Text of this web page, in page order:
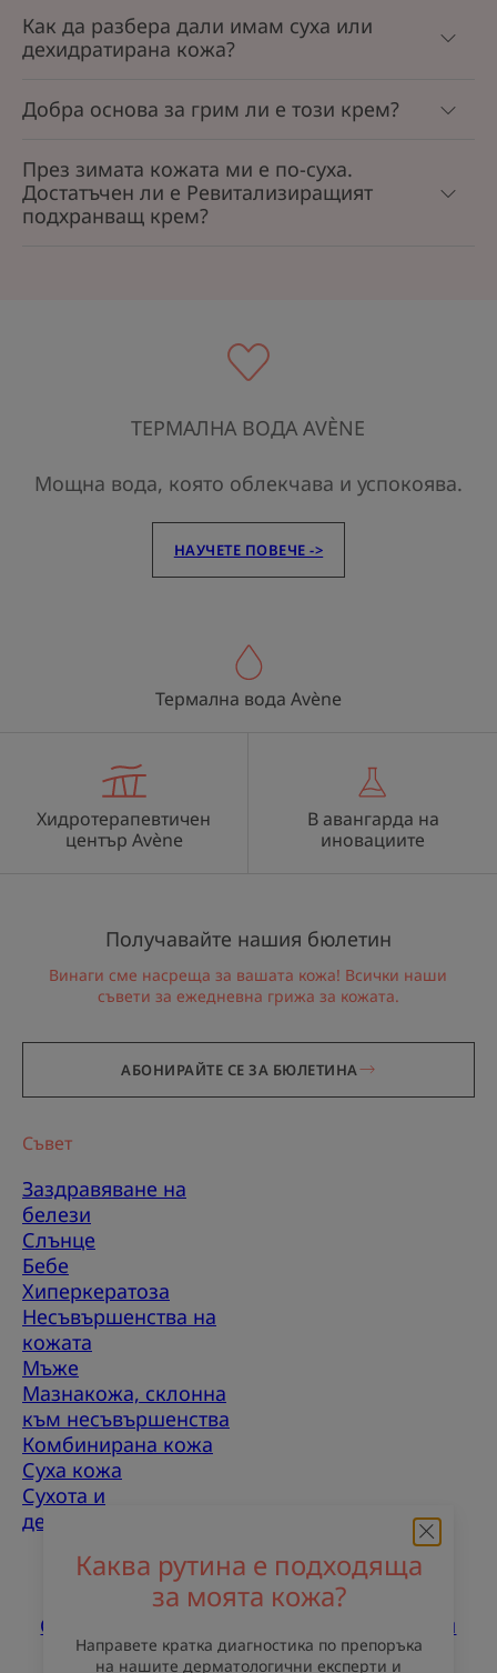
Как да разбера дали имам суха или
дехидратирана кожа?
Добра основа за грим ли е този крем?
През зимата кожата ми е по-суха.
Достатъчен ли е Ревитализиращият
подхранващ крем?
ТЕРМАЛНА ВОДА AVÈNE
Мощна вода, която облекчава и успокоява.
НАУЧЕТЕ ПОВЕЧЕ ->
Каква рутина е подходяща
за моята кожа?
Направете кратка диагностика по препоръка
на нашите дерматологични експерти и
Термална вода Avène
Хидротерапевтичен
център Avène
В авангарда на
иновациите
Получавайте нашия бюлетин
Винаги сме насреща за вашата кожа! Всички наши
съвети за ежедневна грижа за кожата.
АБОНИРАЙТЕ СЕ ЗА БЮЛЕТИНА
Съвет
Заздравяване на
белези
Слънце
Бебе
Хиперкератоза
Несъвършенства на
кожата
Мъже
Мазнакожа, склонна
към несъвършенства
Комбинирана кожа
Суха кожа
Сухота и
дехидратация
За нас
Свържете се с нас Често задавани въпроси